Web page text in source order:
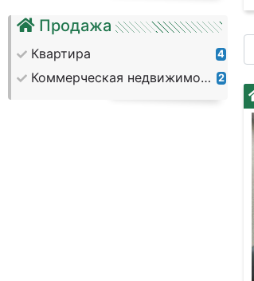
Продажа
Квартира 4
Коммерческая недвижимость 2